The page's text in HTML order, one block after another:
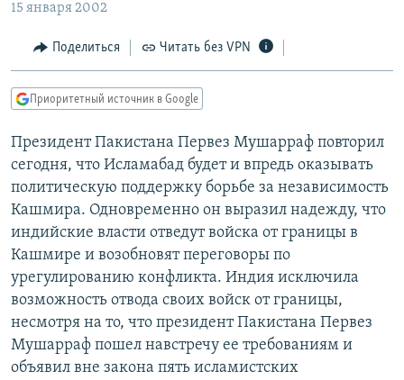
Вернутся
поискуСЕВЕР.РЕАЛИИ
СИБИРЬ.РЕАЛИИ
ПОДПИШИТЕСЬ НА РАССЫЛКУ
СОЦИАЛЬНЫЕ СЕТИ
Все сайты РСЕ/РС
15 января 2002
Поделиться Читать без VPN
Приоритетный источник в Google
Президент Пакистана Первез Мушарраф повторил
сегодня, что Исламабад будет и впредь оказывать
политическую поддержку борьбе за независимость
Кашмира. Одновременно он выразил надежду, что
индийские власти отведут войска от границы в
Кашмире и возобновят переговоры по
урегулированию конфликта. Индия исключила
возможность отвода своих войск от границы,
несмотря на то, что президент Пакистана Первез
Мушарраф пошел навстречу ее требованиям и
объявил вне закона пять исламистских